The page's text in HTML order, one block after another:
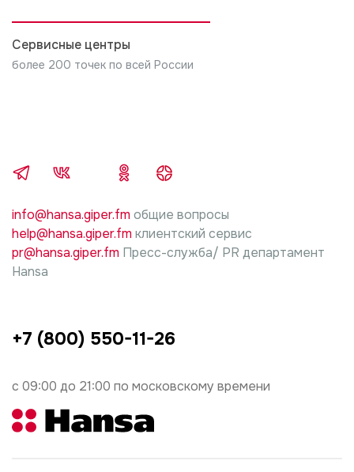
5. В случае нарушений требований инструкции
производителя изделия, по установке и
Сервисные центры
более 200 точек по всей России
с 09:00 до 21:00 по московскому времени
+7 (800) 550-11-26
info@hansa.giper.fm общие вопросы
help@hansa.giper.fm клиентский сервис
pr@hansa.giper.fm Пресс-служба/ PR департамент
Hansa